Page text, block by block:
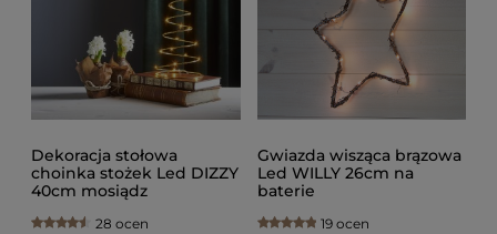
Dekoracja stołowa
choinka stożek Led DIZZY
40cm mosiądz
28 ocen
Gwiazda wisząca brązowa
Led WILLY 26cm na
baterie
19 ocen